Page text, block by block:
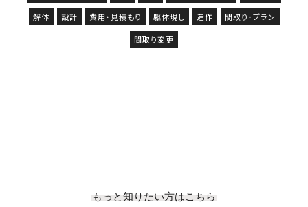
解体 設計 費用・見積もり 躯体現し 造作 間取り・プラン
間取り変更
もっと知りたい方はこちら